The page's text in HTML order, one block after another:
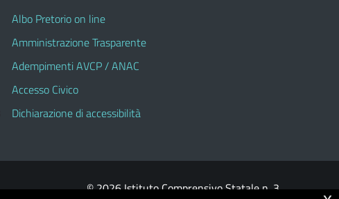
Albo Pretorio on line
Amministrazione Trasparente
Adempimenti AVCP / ANAC
Accesso Civico
Dichiarazione di accessibilità
© 2026 Istituto Comprensivo Statale n. 3